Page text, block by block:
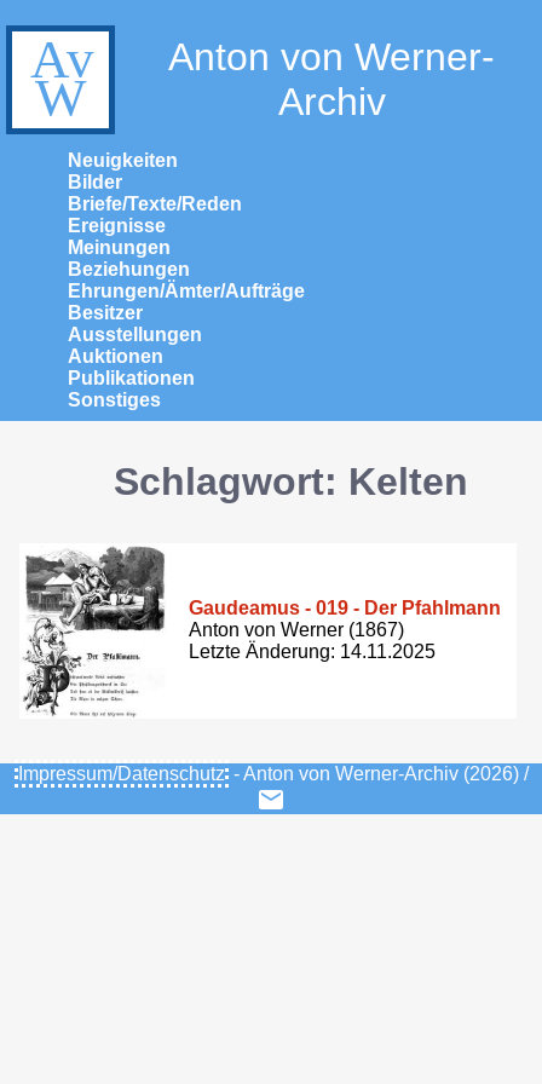
Anton von Werner-
Archiv
Neuigkeiten
Bilder
Briefe/Texte/Reden
Ereignisse
Meinungen
Beziehungen
Ehrungen/Ämter/Aufträge
Besitzer
Ausstellungen
Auktionen
Publikationen
Sonstiges
Schlagwort: Kelten
Gaudeamus - 019 - Der Pfahlmann
Anton von Werner (1867)
Letzte Änderung: 14.11.2025
Impressum/Datenschutz - Anton von Werner-Archiv (2026) /